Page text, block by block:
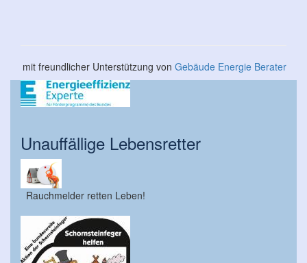
mit freundlicher Unterstützung von Gebäude Energie Berater
Unauffällige Lebensretter
Rauchmelder retten Leben!